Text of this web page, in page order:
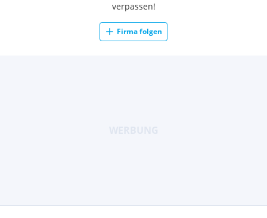
verpassen!
Firma folgen